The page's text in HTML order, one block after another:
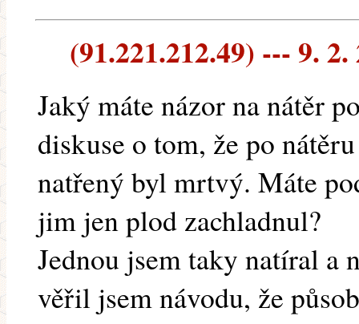
(91.221.212.49) --- 9. 2.
Jaký máte názor na nátěr
diskuse o tom, že po
natřený byl mrtvý. Máte
jim jen plod zachladnul?
Jednou jsem taky natíral a
věřil jsem návodu, že